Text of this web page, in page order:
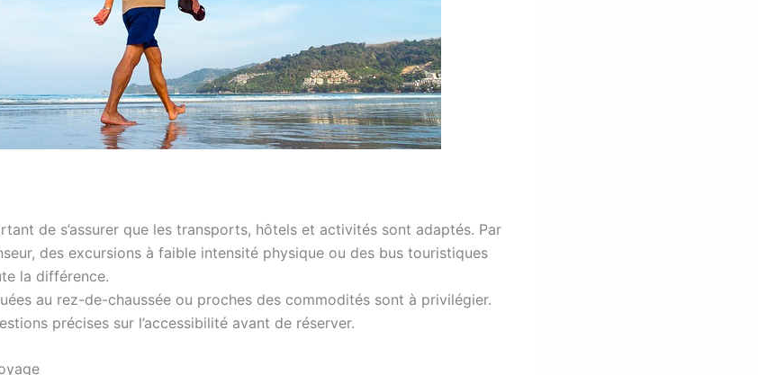
de s’assurer que les transports, hôtels et activités sont adaptés. Par
des excursions à faible intensité physique ou des bus touristiques
la différence.
au rez-de-chaussée ou proches des commodités sont à privilégier.
précises sur l’accessibilité avant de réserver.